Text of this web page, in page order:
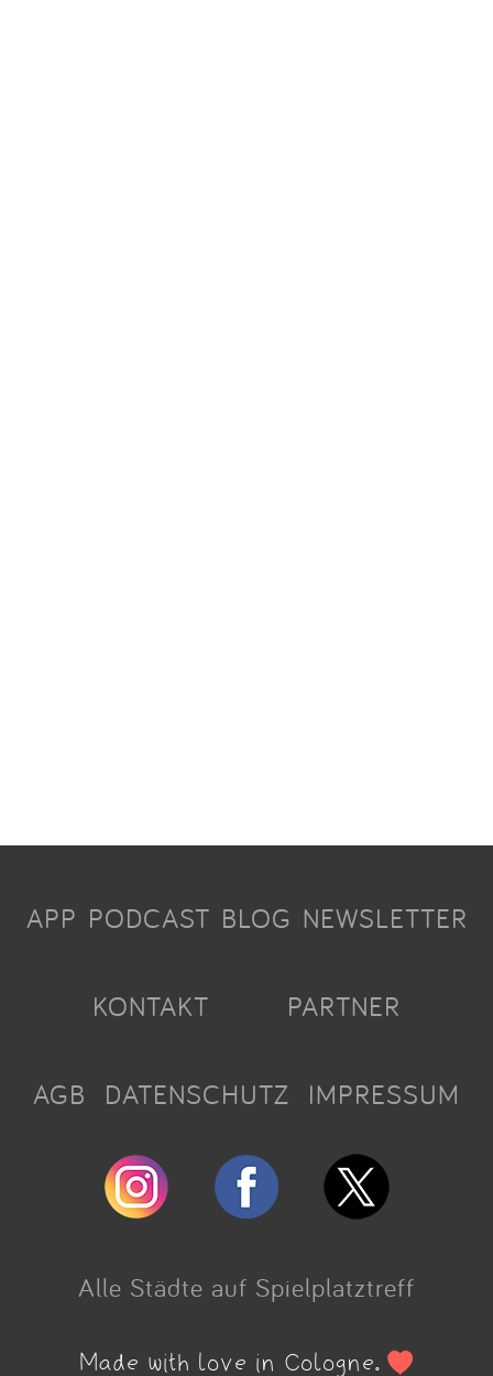
APP PODCAST BLOG NEWSLETTER
KONTAKT PARTNER
AGB DATENSCHUTZ IMPRESSUM
Alle Städte auf Spielplatztreff
Made with love in Cologne.